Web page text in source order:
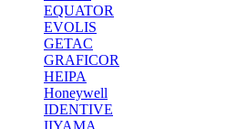
EQUATOR
EVOLIS
GETAC
GRAFICOR
HEIPA
Honeywell
IDENTIVE
IIYAMA